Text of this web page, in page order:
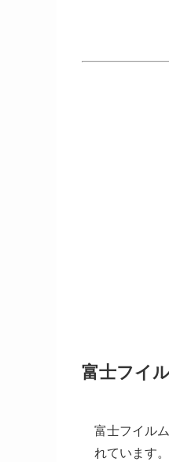
富士フイ
富士フイル
れています